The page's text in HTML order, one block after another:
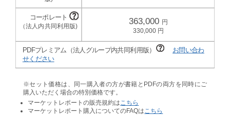
363,000
330,000
PDFプレミアム（法人グループ内共同利用版）
お問い合わ
せください
※セット価格は、同一購入者の方が書籍とPDFの両方を同時にご
購入いただく場合の特別価格です。
マーケットレポートの販売規約は こちら
マーケットレポート購入についてのFAQは こちら